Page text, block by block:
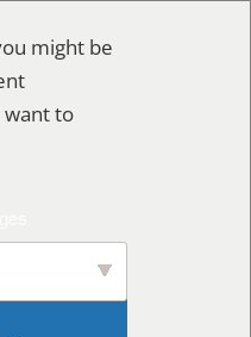
might be
want to